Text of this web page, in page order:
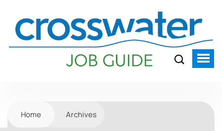
Home Archives